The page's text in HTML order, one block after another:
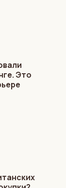
Это